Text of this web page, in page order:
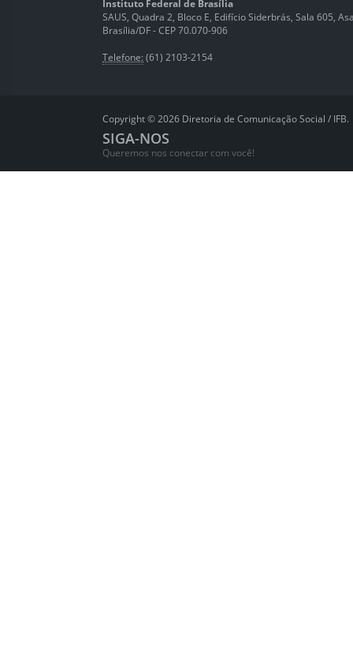
Instituto Federal de Brasília
SAUS, Quadra 2, Bloco E, Edifício Siderbrás, Sala 605,
Brasília/DF - CEP 70.070-906
Telefone: (61) 2103-2154
Copyright © 2026 Diretoria de Comunicação Social / IFB.
SIGA-NOS
Queremos nos conectar com você!